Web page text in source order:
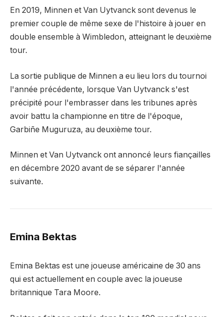
En 2019, Minnen et Van Uytvanck sont devenus le
premier couple de même sexe de l'histoire à jouer en
double ensemble à Wimbledon, atteignant le deuxième
tour.
La sortie publique de Minnen a eu lieu lors du tournoi
l'année précédente, lorsque Van Uytvanck s'est
précipité pour l'embrasser dans les tribunes après
avoir battu la championne en titre de l'époque,
Garbiñe Muguruza, au deuxième tour.
Minnen et Van Uytvanck ont ​​annoncé leurs fiançailles
en décembre 2020 avant de se séparer l'année
suivante.
Emina Bektas
Emina Bektas est une joueuse américaine de 30 ans
qui est actuellement en couple avec la joueuse
britannique Tara Moore.